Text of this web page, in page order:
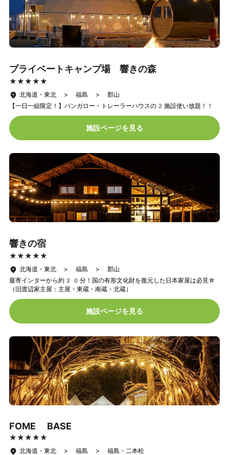
プライベートキャンプ場 響きの森
★★★★★
★★★★★
北海道・東北 > 福島 > 郡山
【一日一組限定！】バンガロー・トレーラーハウスの2施設使い放題！！
施設ページを見る
響きの宿
★★★★★
★★★★★
北海道・東北 > 福島 > 郡山
最寄インターから約20分！国の有形文化財を復元した日本家屋は必見☆
（旧渡辺家主屋：主屋・東蔵・南蔵・北蔵）
施設ページを見る
FOME BASE
★★★★★
★★★★★
北海道・東北 > 福島 > 福島・二本松